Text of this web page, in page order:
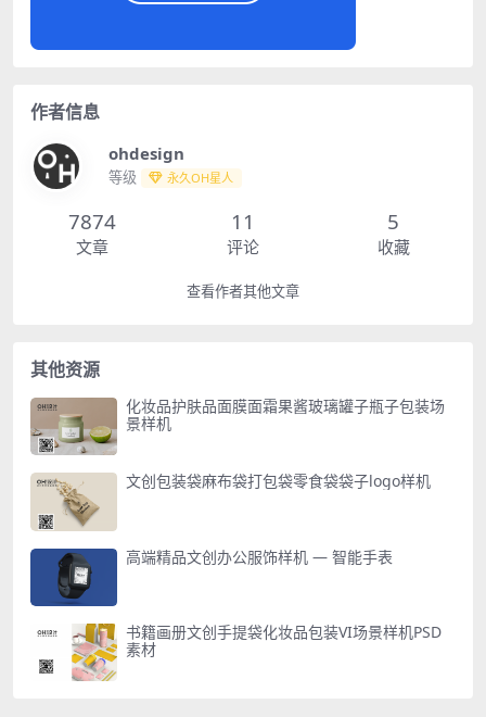
作者信息
ohdesign
等级 永久OH星人
7874
文章
11
评论
5
收藏
查看作者其他文章
其他资源
化妆品护肤品面膜面霜果酱玻璃罐子瓶子包装场
景样机
文创包装袋麻布袋打包袋零食袋袋子logo样机
高端精品文创办公服饰样机 — 智能手表
书籍画册文创手提袋化妆品包装VI场景样机PSD
素材